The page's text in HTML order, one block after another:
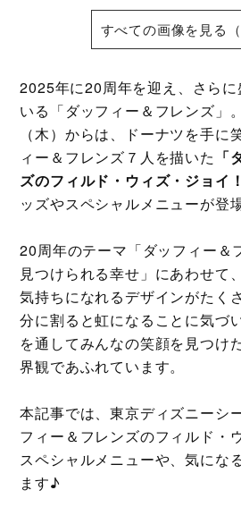
すべての画像を見る（
2025年に20周年を迎え、さら
いる「ダッフィー＆フレンズ」
（木）からは、ドーナツを手に
ィー＆フレンズ７人を描いた 「
ズのフィルド・ウィズ・ジョイ
ッズやスペシャルメニューが登
20周年のテーマ「ダッフィー＆
見つけられる幸せ」にあわせて
気持ちになれるデザインがた
分に割ると虹になることに気づ
を通してみんなの笑顔を見つけ
界観であふれています。
本記事では、東京ディズニーシ
フィー＆フレンズのフィルド・
スペシャルメニューや、気にな
ます♪